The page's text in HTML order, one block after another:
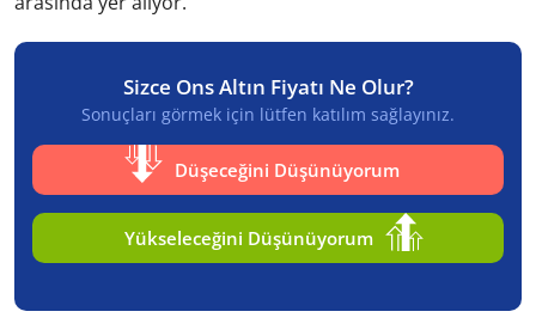
Sizce Ons Altın Fiyatı Ne Olur?
Sonuçları görmek için lütfen katılım sağlayınız.
Düşeceğini Düşünüyorum
Yükseleceğini Düşünüyorum